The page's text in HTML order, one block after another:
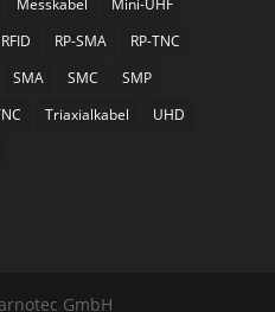
Messkabel
Mini-UHF
RFID RP-SMA
RP-TNC
SMA SMC
SMP
Triaxialkabel
UHD
GmbH